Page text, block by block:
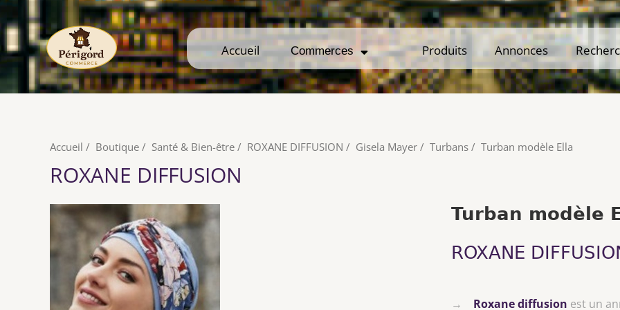
Accueil Commerces Produits Annonces
Accueil Commerces Produits Annonces
Accueil / Boutique / Santé & Bien-être / ROXANE DIFFUSION / Gisela Mayer / Turbans / Turban modèle Ella
ROXANE DIFFUSION
Turban modèle
ROXANE
→ Roxane diffusion est un